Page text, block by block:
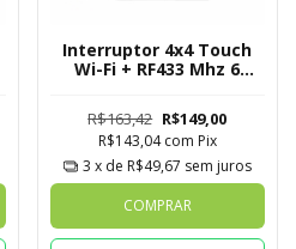
Interruptor 4x4 Touch
Wi-Fi + RF433 Mhz 6
R$163,42 R$149,00
R$143,04com Pix
3 x de R$49,67 sem juros
COMPRAR